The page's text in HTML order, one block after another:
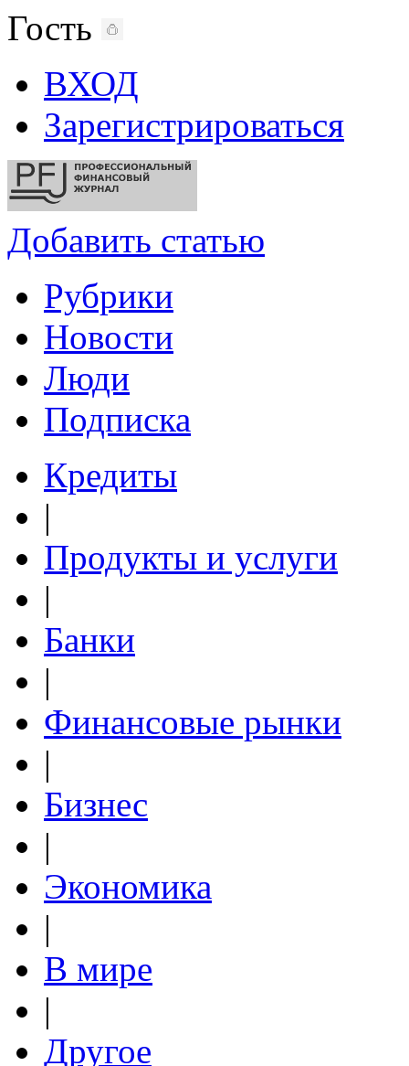
Гость
ВХОД
Зарегистрироваться
Добавить статью
Рубрики
Новости
Люди
Подписка
Кредиты
|
Продукты и услуги
|
Банки
|
Финансовые рынки
|
Бизнес
|
Экономика
|
В мире
|
Другое